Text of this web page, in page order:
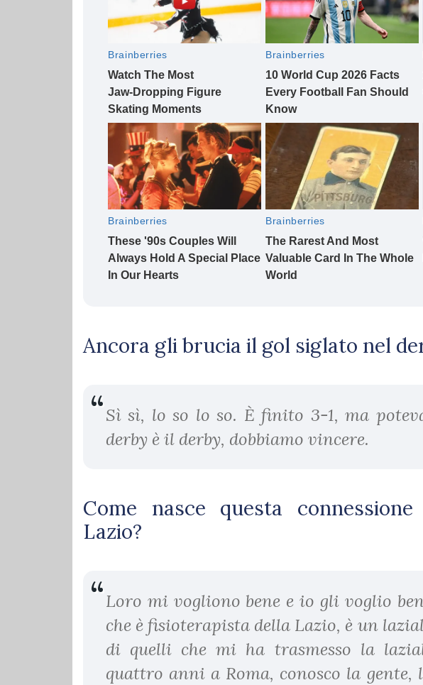
Ancora gli brucia il gol siglato nel
Sì sì, lo so lo so. È finito 3-1, ma
derby è il derby, dobbiamo vincere.
Come nasce questa
Lazio?
Loro mi vogliono bene e io gli voglio
che è fisioterapista della Lazio, è un
di quelli che mi ha trasmesso la
quattro anni a Roma, conosco la